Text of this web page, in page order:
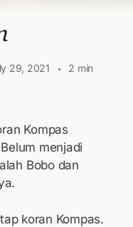
29, 2021
2 min
Kompas
menjadi
Bobo dan
koran Kompas.